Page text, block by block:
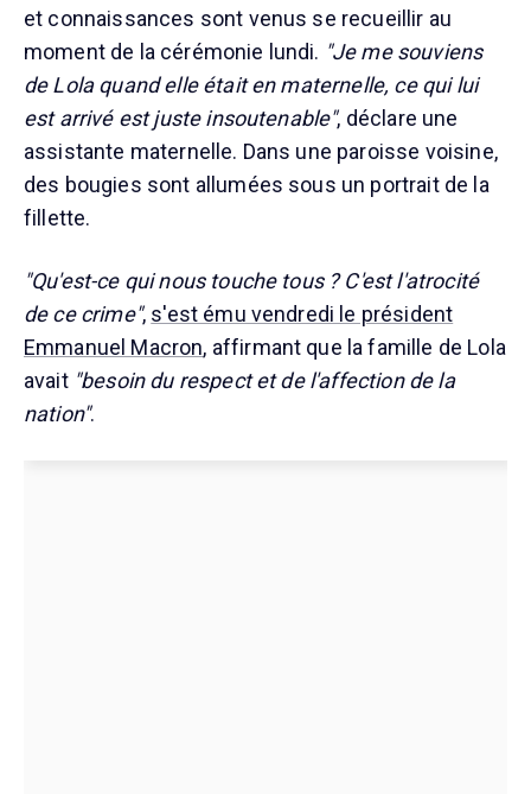
et connaissances sont venus se recueillir au
moment de la cérémonie lundi. "Je me souviens
de Lola quand elle était en maternelle, ce qui lui
est arrivé est juste insoutenable", déclare une
assistante maternelle. Dans une paroisse voisine,
des bougies sont allumées sous un portrait de la
fillette.
"Qu'est-ce qui nous touche tous ? C'est l'atrocité
de ce crime", s'est ému vendredi le président
Emmanuel Macron, affirmant que la famille de Lola
avait "besoin du respect et de l'affection de la
nation".